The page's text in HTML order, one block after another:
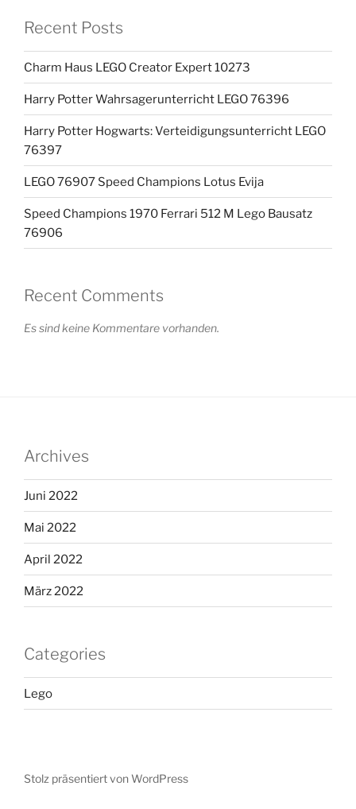
Recent Posts
Charm Haus LEGO Creator Expert 10273
Harry Potter Wahrsagerunterricht LEGO 76396
Harry Potter Hogwarts: Verteidigungsunterricht LEGO
76397
LEGO 76907 Speed Champions Lotus Evija
Speed Champions 1970 Ferrari 512 M Lego Bausatz
76906
Recent Comments
Es sind keine Kommentare vorhanden.
Archives
Juni 2022
Mai 2022
April 2022
März 2022
Categories
Lego
Stolz präsentiert von WordPress